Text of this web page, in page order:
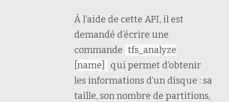
À l’aide de cette API, il est
demandé d’écrire une
commande tfs_analyze
[name]
qui permet d’obtenir
les informations d’un disque : sa
taille, son nombre de partitions,